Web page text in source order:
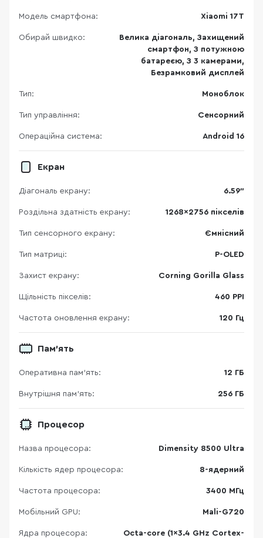
Модель смартфона: Xiaomi 17T
Обирай швидко:
Велика діагональ, Захищений
смартфон, З потужною
батареєю, З 3 камерами,
Безрамковий дисплей
Тип: Моноблок
Тип управління: Сенсорний
Операційна система: Android 16
Екран
Діагональ екрану: 6.59"
Роздільна здатність екрану: 1268x2756 пікселів
Тип сенсорного екрану: Ємнісний
Тип матриці: P-OLED
Захист екрану: Corning Gorilla Glass
Щільність пікселів: 460 PPI
Частота оновлення екрану: 120 Гц
Пам'ять
Оперативна пам'ять: 12 ГБ
Внутрішня пам'ять: 256 ГБ
Процесор
Назва процесора: Dimensity 8500 Ultra
Кількість ядер процесора: 8-ядерний
Частота процесора: 3400 МГц
Мобільний GPU: Mali-G720
Ядра процесора:
Octa-core (1x3.4 GHz Cortex-